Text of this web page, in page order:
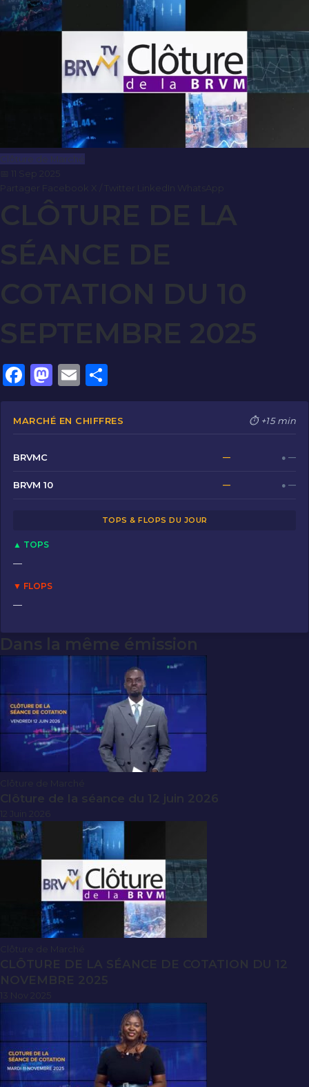
Clôture de Marché
CLÔTURE DE LA
SÉANCE DE
COTATION DU 10
SEPTEMBRE 2025
F
a
c
b
o
o
M
a
st
o
n
E
m
ai
ar
ta
MARCHÉ EN CHIFFRES ⏱ +15 min
BRVMC — ● —
BRVM 10 — ● —
TOPS & FLOPS DU JOUR
▲ TOPS
—
▼ FLOPS
—
Dans la même émission
Clôture de la séance du 12 juin 2026
CLÔTURE DE LA SÉANCE DE COTATION DU 12
NOVEMBRE 2025